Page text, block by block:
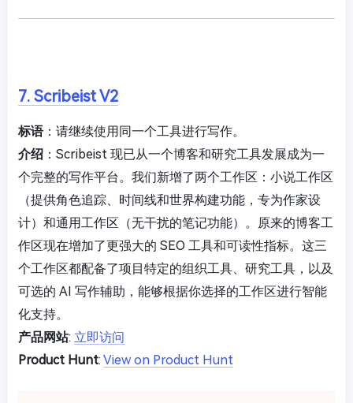
7. Scribeist V2
标语：请继续使用同一个工具进行写作。
介绍 ：Scribeist 现已从一个博客和研究工具发展成为一
个完整的写作平台。我们新增了两个工作区：小说工作区
（提供角色追踪、时间线和世界构建功能，专为作家设
计）和通用工作区（无干扰的笔记功能）。原来的博客工
作区现在增加了更强大的 SEO 工具和可读性指标。这三
个工作区都配备了项目特定的组织工具、研究工具，以及
可选的 AI 写作辅助，能够根据你选择的工作区进行智能
化支持。
产品网站: 立即访问
Product Hunt: View on Product Hunt